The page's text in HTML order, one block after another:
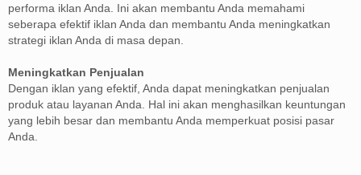
performa iklan Anda. Ini akan membantu Anda memahami
seberapa efektif iklan Anda dan membantu Anda meningkatkan
strategi iklan Anda di masa depan.
Meningkatkan Penjualan
Dengan iklan yang efektif, Anda dapat meningkatkan penjualan
produk atau layanan Anda. Hal ini akan menghasilkan keuntungan
yang lebih besar dan membantu Anda memperkuat posisi pasar
Anda.